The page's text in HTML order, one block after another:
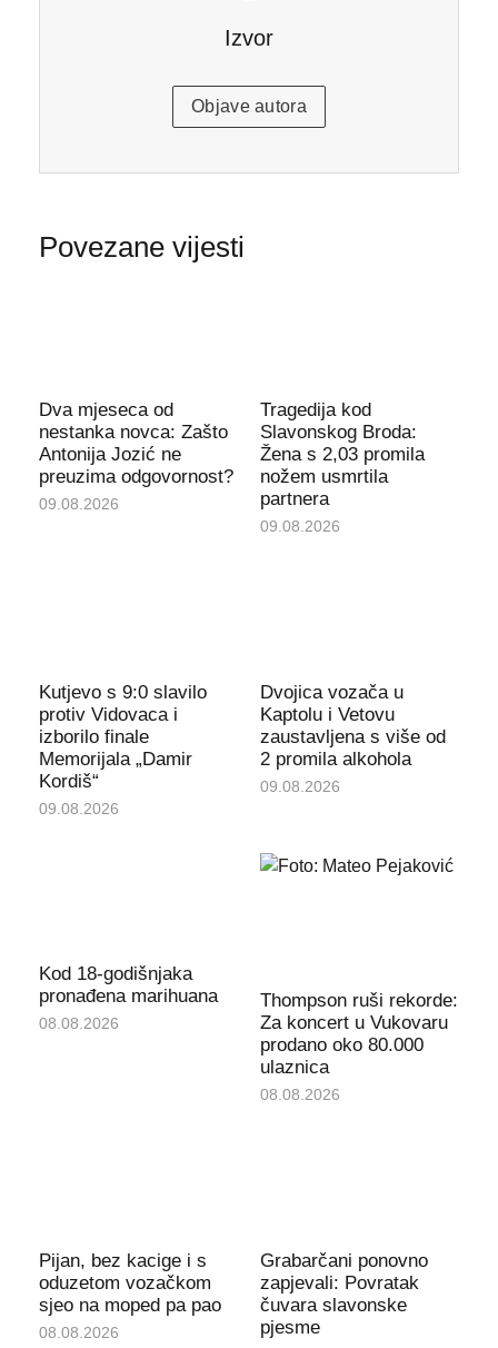
Izvor
Objave autora
Povezane vijesti
Dva mjeseca od
nestanka novca: Zašto
Antonija Jozić ne
preuzima odgovornost?
09.08.2026
Tragedija kod
Slavonskog Broda:
Žena s 2,03 promila
nožem usmrtila
partnera
09.08.2026
Kutjevo s 9:0 slavilo
protiv Vidovaca i
izborilo finale
Memorijala „Damir
Kordiš“
09.08.2026
Dvojica vozača u
Kaptolu i Vetovu
zaustavljena s više od
2 promila alkohola
09.08.2026
Kod 18-godišnjaka
pronađena marihuana
08.08.2026
Thompson ruši rekorde:
Za koncert u Vukovaru
prodano oko 80.000
ulaznica
08.08.2026
Pijan, bez kacige i s
oduzetom vozačkom
sjeo na moped pa pao
08.08.2026
Grabarčani ponovno
zapjevali: Povratak
čuvara slavonske
pjesme